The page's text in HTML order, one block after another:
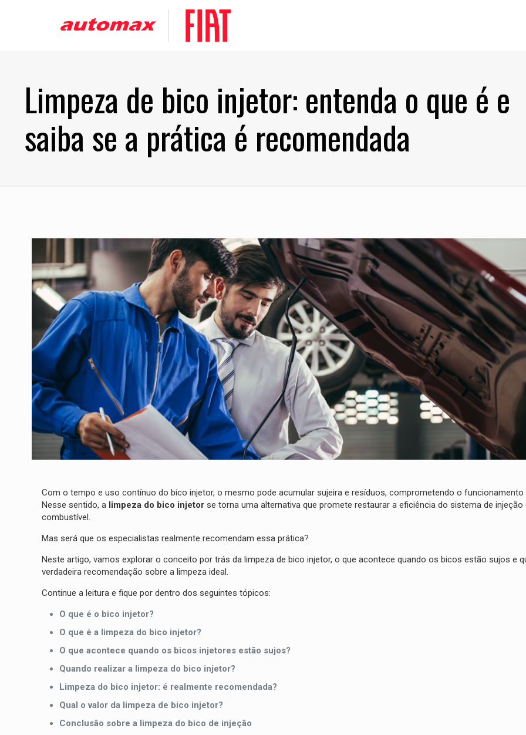
Limpeza de bico injetor: entenda o que é e
saiba se a prática é recomendada
Com o tempo e uso contínuo do bico injetor, o mesmo pode acumular sujeira e resíduos, comprometendo o funcionamento
Nesse sentido, a limpeza do bico injetorse torna uma alternativa que promete restaurar a eficiência do sistema de injeção
combustível.
Mas será que os especialistas realmente recomendam essa prática?
Neste artigo, vamos explorar o conceito por trás da limpeza de bico injetor, o que acontece quando os bicos estão sujos e
verdadeira recomendação sobre a limpeza ideal.
Continue a leitura e fique por dentro dos seguintes tópicos:
O que é o bico injetor?
O que é a limpeza do bico injetor?
O que acontece quando os bicos injetores estão sujos?
Quando realizar a limpeza do bico injetor?
Limpeza do bico injetor: é realmente recomendada?
Qual o valor da limpeza de bico injetor?
Conclusão sobre a limpeza do bico de injeção